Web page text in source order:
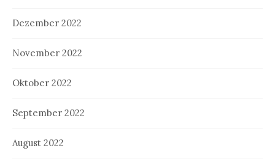
Dezember 2022
November 2022
Oktober 2022
September 2022
August 2022